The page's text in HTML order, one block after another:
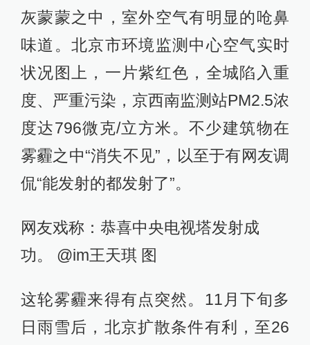
灰蒙蒙之中，室外空气有明显的呛鼻
味道。北京市环境监测中心空气实时
状况图上，一片紫红色，全城陷入重
度、严重污染，京西南监测站PM2.5浓
度达796微克/立方米。不少建筑物在
雾霾之中“消失不见”，以至于有网友调
侃“能发射的都发射了”。
网友戏称：恭喜中央电视塔发射成
功。 @im王天琪 图
这轮雾霾来得有点突然。11月下旬多
日雨雪后，北京扩散条件有利，至26